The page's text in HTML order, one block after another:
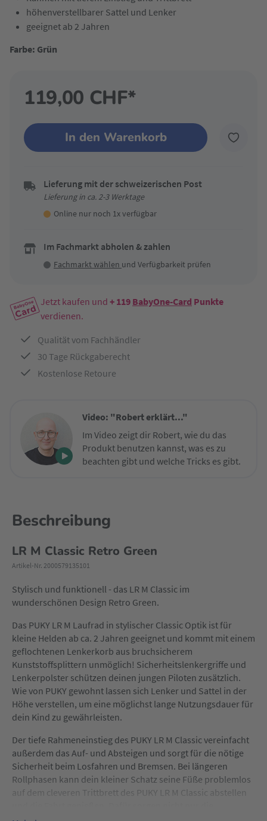
höhenverstellbarer Sattel und Lenker
geeignet ab 2 Jahren
Farbe: Grün
119,00 CHF*
In den Warenkorb
Lieferung mit der schweizerischen Post
Lieferung in ca. 2-3 Werktage
Online nur noch 1x verfügbar
Im Fachmarkt abholen & zahlen
Fachmarkt wählen und Verfügbarkeit prüfen
Jetzt kaufen und + 119 BabyOne-Card Punkte
verdienen.
Qualität vom Fachhändler
30 Tage Rückgaberecht
Kostenlose Retoure
Video: "Robert erklärt..."
Im Video zeigt dir Robert, wie du das
Produkt benutzen kannst, was es zu
beachten gibt und welche Tricks es gibt.
Beschreibung
LR M Classic Retro Green
Artikel-Nr. 2000579135101
Stylisch und funktionell - das LR M Classic im
wunderschönen Design Retro Green.
Das PUKY LR M Laufrad in stylischer Classic Optik ist für
kleine Helden ab ca. 2 Jahren geeignet und kommt mit einem
geflochtenen Lenkerkorb aus bruchsicherem
Kunststoffsplittern unmöglich! Sicherheitslenkergriffe und
Lenkerpolster schützen deinen jungen Piloten zusätzlich.
Wie von PUKY gewohnt lassen sich Lenker und Sattel in der
Höhe verstellen, um eine möglichst lange Nutzungsdauer für
dein Kind zu gewährleisten.
Der tiefe Rahmeneinstieg des PUKY LR M Classic vereinfacht
außerdem das Auf- und Absteigen und sorgt für die nötige
Sicherheit beim Losfahren und Bremsen. Bei längeren
Rollphasen kann dein kleiner Schatz seine Füße problemlos
auf dem cleveren Trittbrett des PUKY LR M Classic abstellen
hochwertige Schaumbereifung, sondern auch die